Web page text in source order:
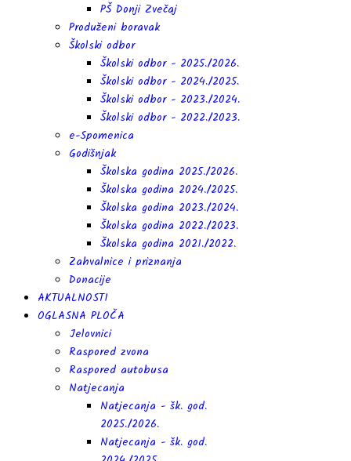
PŠ Donji Zvečaj
Produženi boravak
Školski odbor
Školski odbor - 2025./2026.
Školski odbor - 2024./2025.
Školski odbor - 2023./2024.
Školski odbor - 2022./2023.
e-Spomenica
Godišnjak
Školska godina 2025./2026.
Školska godina 2024./2025.
Školska godina 2023./2024.
Školska godina 2022./2023.
Školska godina 2021./2022.
Zahvalnice i priznanja
Donacije
AKTUALNOSTI
OGLASNA PLOČA
Jelovnici
Raspored zvona
Raspored autobusa
Natjecanja
Natjecanja - šk. god.
2025./2026.
Natjecanja - šk. god.